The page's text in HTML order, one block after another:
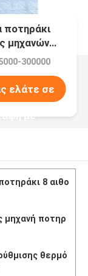
ποτηράκι
μηχανών
300000
ελάτε σε
με
8 αιθο
μηχανή ποτηρ
θερμό